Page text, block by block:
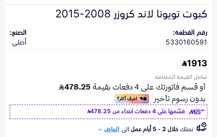
كبوت تويوتا لاند كروزر 2008-2015
رقم القطعة:
5330160591
الصنع:
أصلي
1913
شامل القيمة المضافة
قسّمها على 4 دفعات ابتداء من
478.25
تصلكخلال 2 - 5 أيام عمل الى الرياض